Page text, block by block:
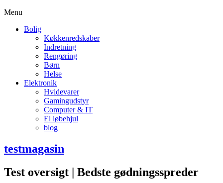
Menu
Bolig
Køkkenredskaber
Indretning
Rengøring
Børn
Helse
Elektronik
Hvidevarer
Gamingudstyr
Computer & IT
El løbehjul
blog
testmagasin
Test oversigt | Bedste gødningsspreder